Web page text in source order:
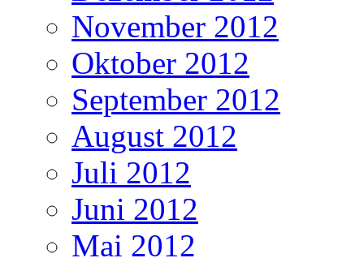
November 2012
Oktober 2012
September 2012
August 2012
Juli 2012
Juni 2012
Mai 2012